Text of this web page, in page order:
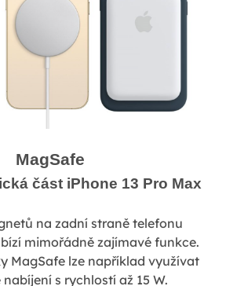
MagSafe
část iPhone 13 Pro Max
na zadní straně telefonu
mimořádně zajímavé funkce.
MagSafe lze například využívat
s rychlostí až 15 W.